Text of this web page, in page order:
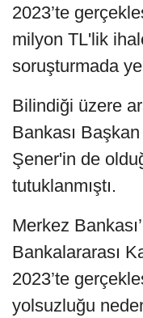
2023’te
milyon TL'lik
soruşturmada
Bilindiği üzere
Bankası Başkan
Şener'in de
tutuklanmıştı.
Merkez
Bankalararası
2023’te
yolsuzluğu